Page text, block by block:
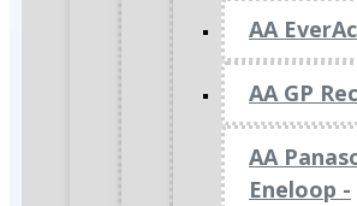
AA
AA GP
AA
Eneloop -